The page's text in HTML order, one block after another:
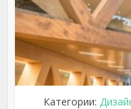
Категории: